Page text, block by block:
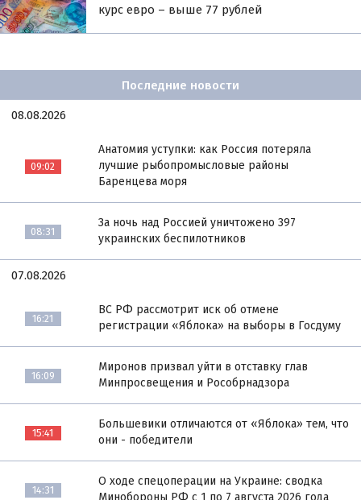
курс евро – выше 77 рублей
Последние новости
08.08.2026
09:02
Анатомия уступки: как Россия потеряла
лучшие рыбопромысловые районы
Баренцева моря
08:31
За ночь над Россией уничтожено 397
украинских беспилотников
07.08.2026
16:21
ВС РФ рассмотрит иск об отмене
регистрации «Яблока» на выборы в Госдуму
16:09
Миронов призвал уйти в отставку глав
Минпросвещения и Рособрнадзора
15:41
Большевики отличаются от «Яблока» тем, что
они - победители
14:31
О ходе спецоперации на Украине: сводка